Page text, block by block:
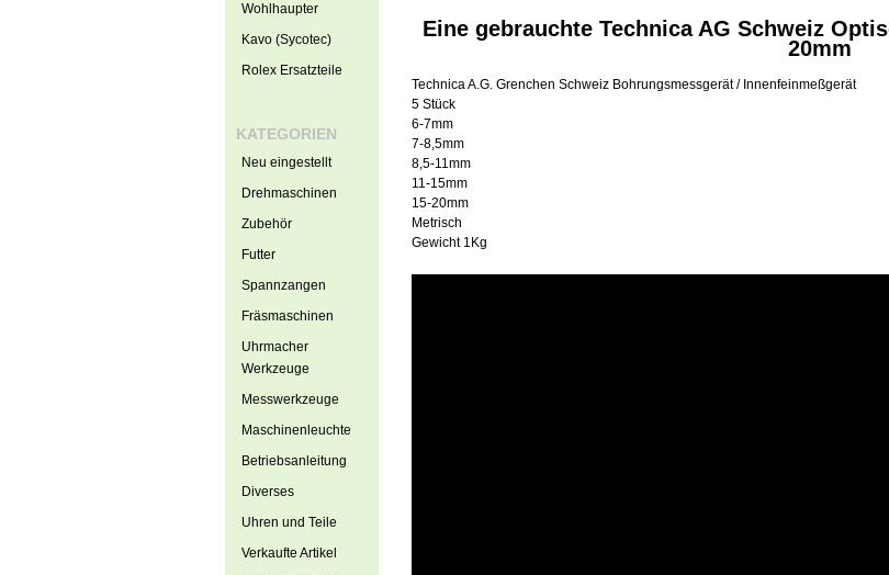
Eine gebrauchte Technica AG Schweiz
20mm
Technica A.G. Grenchen Schweiz Bohrungsmessgerät / Innenfeinmeßgerät
5 Stück
6-7mm
7-8,5mm
8,5-11mm
11-15mm
15-20mm
Metrisch
Gewicht 1Kg
Wohlhaupter
Kavo (Sycotec)
Rolex Ersatzteile
KATEGORIEN
Neu eingestellt
Drehmaschinen
Zubehör
Futter
Spannzangen
Fräsmaschinen
Uhrmacher
Werkzeuge
Messwerkzeuge
Maschinenleuchte
Betriebsanleitung
Diverses
Uhren und Teile
Verkaufte Artikel